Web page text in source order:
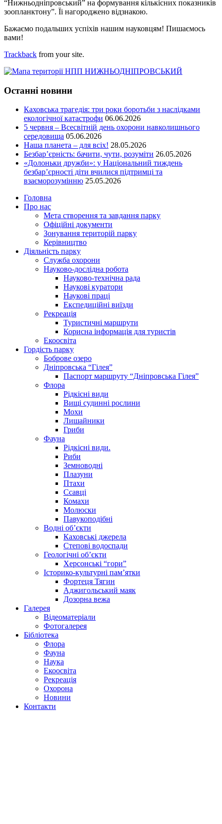
“Нижньодніпровський” на формування кількісних показників
зоопланктону”. Їі нагороджено відзнакою.
Бажаємо подальших успіхів нашим науковцям! Пишаємось
вами!
Trackback from your site.
Останні новини
Каховська трагедія: три роки боротьби з наслідками
екологічної катастрофи 06.06.2026
5 червня – Всесвітній день охорони навколишнього
середовища 05.06.2026
Наша планета – для всіх! 28.05.2026
Безбар’єрність: бачити, чути, розуміти 26.05.2026
«Долоньки дружби»: у Національний тиждень
безбар’єрності діти вчилися підтримці та
взаєморозумінню 25.05.2026
Головна
Про нас
Мета створення та завдання парку
Офіційні документи
Зонування територій парку
Керівництво
Діяльність парку
Служба охорони
Науково-дослідна робота
Науково-технічна рада
Наукові куратори
Наукові праці
Експедиційні виїзди
Рекреація
Туристичні маршрути
Корисна інформація для туристів
Екоосвіта
Гордість парку
Боброве озеро
Дніпровська “Гілея”
Паспорт маршруту “Дніпровська Гілея”
Флора
Рідкісні види
Вищі судинні рослини
Мохи
Лишайники
Гриби
Фауна
Рідкісні види.
Риби
Земноводні
Плазуни
Птахи
Ссавці
Комахи
Молюски
Павукоподібні
Водні об’єкти
Каховські джерела
Степові водоспади
Геологічні об’єкти
Херсонські “гори”
Історико-культурні пам’ятки
Фортеця Тягин
Аджигольський маяк
Дозорна вежа
Галерея
Відеоматеріали
Фотогалерея
Бібліотека
Флора
Фауна
Наука
Екоосвіта
Рекреація
Охорона
Новини
Контакти